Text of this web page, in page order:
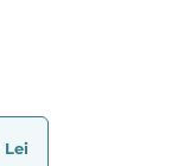
Lei